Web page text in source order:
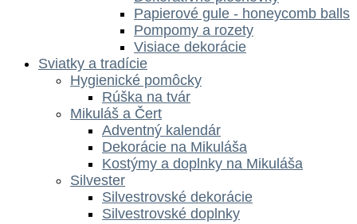
Papierové gule - honeycomb balls
Pompomy a rozety
Visiace dekorácie
Sviatky a tradície
Hygienické pomôcky
Rúška na tvár
Mikuláš a Čert
Adventný kalendár
Dekorácie na Mikuláša
Kostýmy a doplnky na Mikuláša
Silvester
Silvestrovské dekorácie
Silvestrovské doplnky